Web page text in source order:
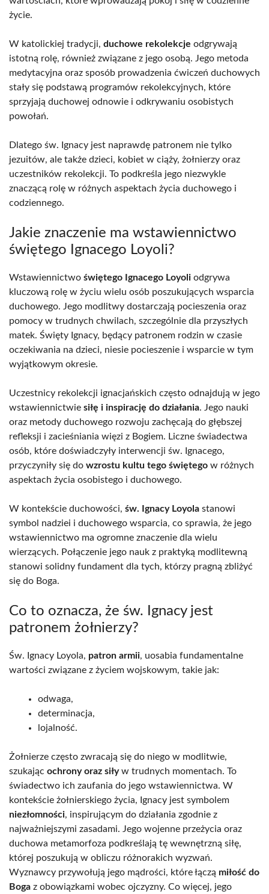
życie.
W katolickiej tradycji, duchowe rekolekcje odgrywają
istotną rolę, również związane z jego osobą. Jego metoda
medytacyjna oraz sposób prowadzenia ćwiczeń duchowych
stały się podstawą programów rekolekcyjnych, które
sprzyjają duchowej odnowie i odkrywaniu osobistych
powołań.
Dlatego św. Ignacy jest naprawdę patronem nie tylko
jezuitów, ale także dzieci, kobiet w ciąży, żołnierzy oraz
uczestników rekolekcji. To podkreśla jego niezwykle
znaczącą rolę w różnych aspektach życia duchowego i
codziennego.
Jakie znaczenie ma wstawiennictwo
świętego Ignacego Loyoli?
Wstawiennictwo świętego Ignacego Loyoli odgrywa
kluczową rolę w życiu wielu osób poszukujących wsparcia
duchowego. Jego modlitwy dostarczają pocieszenia oraz
pomocy w trudnych chwilach, szczególnie dla przyszłych
matek. Święty Ignacy, będący patronem rodzin w czasie
oczekiwania na dzieci, niesie pocieszenie i wsparcie w tym
wyjątkowym okresie.
Uczestnicy rekolekcji ignacjańskich często odnajdują w jego
wstawiennictwie siłę i inspirację do działania. Jego nauki
oraz metody duchowego rozwoju zachęcają do głębszej
refleksji i zacieśniania więzi z Bogiem. Liczne świadectwa
osób, które doświadczyły interwencji św. Ignacego,
przyczyniły się do wzrostu kultu tego świętego w różnych
aspektach życia osobistego i duchowego.
W kontekście duchowości, św. Ignacy Loyola stanowi
symbol nadziei i duchowego wsparcia, co sprawia, że jego
wstawiennictwo ma ogromne znaczenie dla wielu
wierzących. Połączenie jego nauk z praktyką modlitewną
stanowi solidny fundament dla tych, którzy pragną zbliżyć
się do Boga.
Co to oznacza, że św. Ignacy jest
patronem żołnierzy?
Św. Ignacy Loyola, patron armii, uosabia fundamentalne
wartości związane z życiem wojskowym, takie jak:
odwaga,
determinacja,
lojalność.
Żołnierze często zwracają się do niego w modlitwie,
szukając ochrony oraz siływ trudnych momentach. To
świadectwo ich zaufania do jego wstawiennictwa. W
kontekście żołnierskiego życia, Ignacy jest symbolem
niezłomności, inspirującym do działania zgodnie z
najważniejszymi zasadami. Jego wojenne przeżycia oraz
duchowa metamorfoza podkreślają tę wewnętrzną siłę,
której poszukują w obliczu różnorakich wyzwań.
Wyznawcy przywołują jego mądrości, które łączą miłość do
Boga z obowiązkami wobec ojczyzny. Co więcej, jego